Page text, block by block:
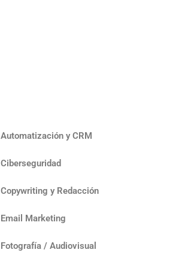
Automatización y CRM
Ciberseguridad
Copywriting y Redacción
Email Marketing
Fotografía / Audiovisual